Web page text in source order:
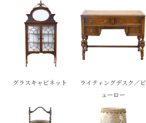
グラスキャビネット
ライティングデスク／ビ
ューロー